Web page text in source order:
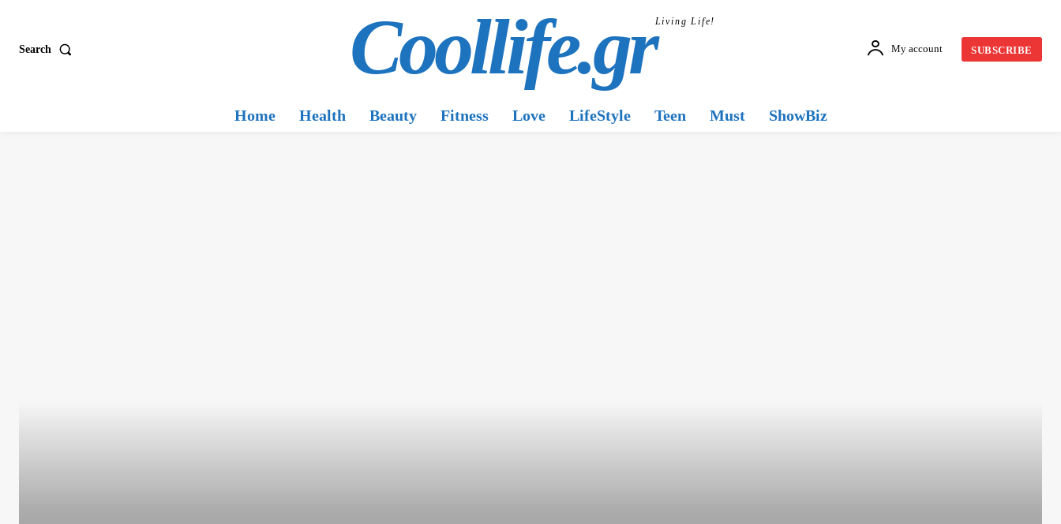
Search Coollife.grLiving Life!
My account SUBSCRIBE
Home Health Beauty Fitness Love LifeStyle Teen Must ShowBiz